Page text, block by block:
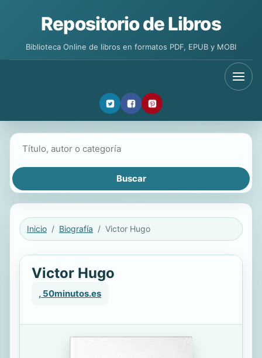
Repositorio de Libros
Biblioteca Online de libros en formatos PDF, EPUB y MOBI
Inicio Biografía Victor Hugo
Victor Hugo
, 50minutos.es